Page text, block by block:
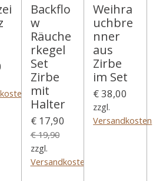
Backflo
w
Räuche
rkegel
Set
Zirbe
mit
Halter
€ 17,90
€ 19,90
zzgl.
Versandkosten
Weihra
uchbre
nner
aus
Zirbe
im Set
€ 38,00
zzgl.
Versandkosten